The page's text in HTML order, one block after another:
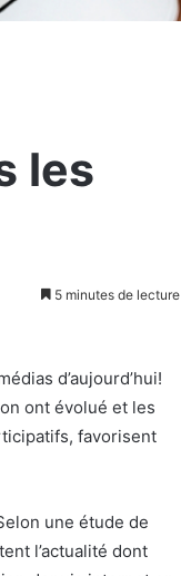
les
5 minutes de lecture
d’aujourd’hui!
ont évolué et les
favorisent
une étude de
l’actualité dont